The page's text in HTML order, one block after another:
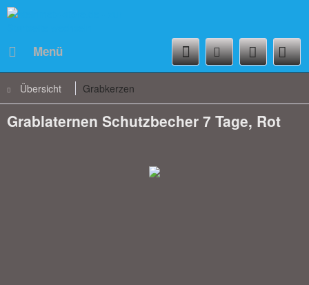
Menü
Übersicht Grabkerzen
Grablaternen Schutzbecher 7 Tage, Rot